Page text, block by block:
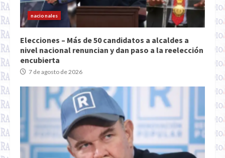
nacionales
Elecciones – Más de 50 candidatos a alcaldes a
nivel nacional renuncian y dan paso a la reelección
encubierta
7 de agosto de 2026